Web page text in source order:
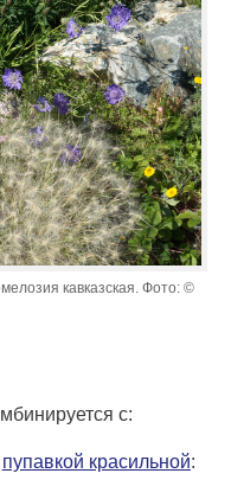
кавказская. Фото: ©
с:
пупавкой красильной: